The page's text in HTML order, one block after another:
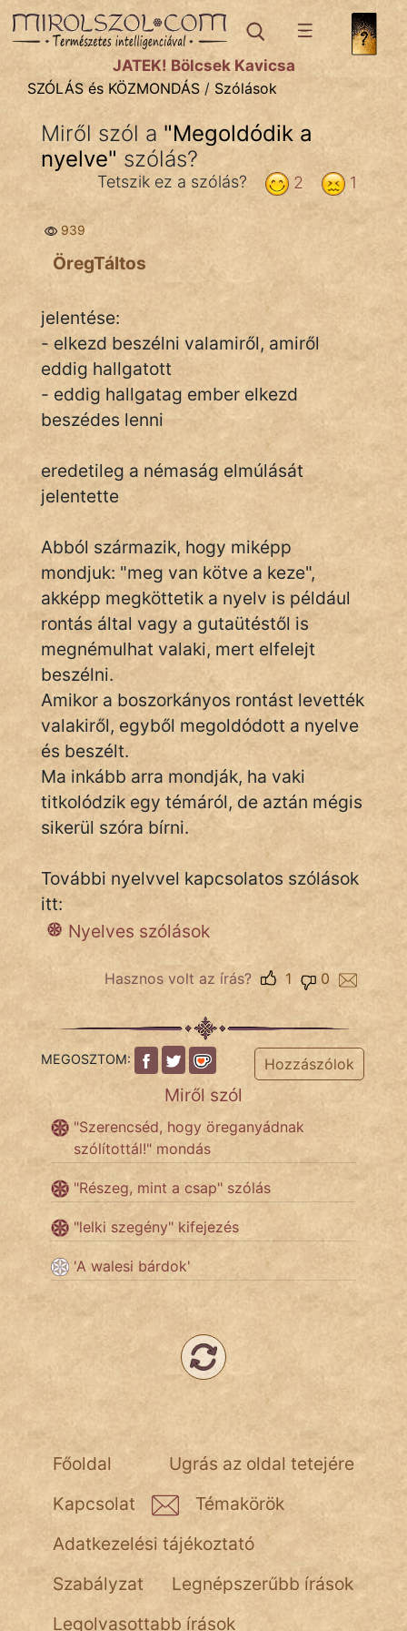
SZÓLÁS ÉS KÖZMONDÁStémák:
Bibliai
Közmondások
Szállóigék
Szóláscsoportok
Szólások
Tréfás
IRODALOM
KÖZMONDÁS
PSZICHO
FILM
ÉLETMÓD
MAGYARSÁG
És
TÖRTÉNELEM
cinege
Jób Gedeon
Láron Ádám
vörös ördög
nagyöreg
NapHold
Név nélkül
pszichopati
szegény legény
szemfüles
JÁTÉK! Bölcsek Kavicsa
SZÓLÁS és KÖZMONDÁS / Szólások
Miről szól a "Megoldódik a
nyelve" szólás?
1
2
Tetszik ez a szólás?
939
ÖregTáltos
jelentése:
- elkezd beszélni valamiről, amiről
eddig hallgatott
- eddig hallgatag ember elkezd
beszédes lenni
eredetileg a némaság elmúlását
jelentette
Abból származik, hogy miképp
mondjuk: "meg van kötve a keze",
akképp megköttetik a nyelv is például
rontás által vagy a gutaütéstől is
megnémulhat valaki, mert elfelejt
beszélni.
Amikor a boszorkányos rontást levették
valakiről, egyből megoldódott a nyelve
és beszélt.
Ma inkább arra mondják, ha vaki
titkolódzik egy témáról, de aztán mégis
sikerül szóra bírni.
További nyelvvel kapcsolatos szólások
itt:
Nyelves szólások
Hasznos volt az írás? 0
1
MEGOSZTOM: Hozzászólok
Miről szól
"Szerencséd, hogy öreganyádnak
szólítottál!" mondás
"Részeg, mint a csap" szólás
"lelki szegény" kifejezés
'A walesi bárdok'
Ugrás az oldal tetejére
Főoldal
Kapcsolat
Témakörök
Adatkezelési tájékoztató
Szabályzat
Legnépszerűbb írások
Legolvasottabb írások